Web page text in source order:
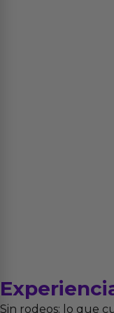
Sin rodeos: lo que